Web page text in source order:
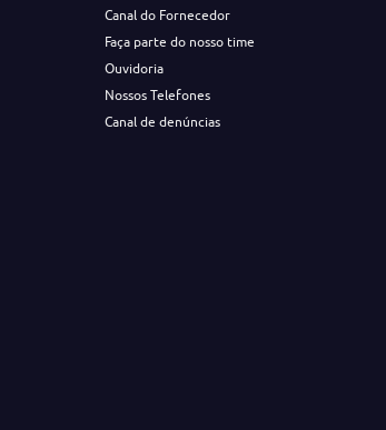
Canal do Fornecedor
Faça parte do nosso time
Ouvidoria
Nossos Telefones
Canal de denúncias